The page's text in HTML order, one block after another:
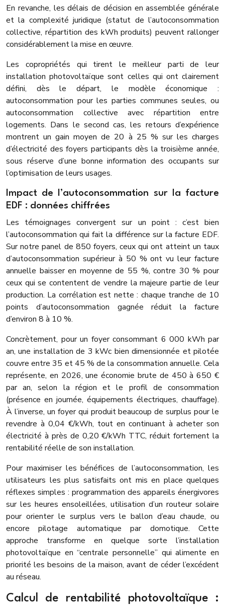
En revanche, les délais de décision en assemblée générale
et la complexité juridique (statut de l’autoconsommation
collective, répartition des kWh produits) peuvent rallonger
considérablement la mise en œuvre.
Les copropriétés qui tirent le meilleur parti de leur
installation photovoltaïque sont celles qui ont clairement
défini, dès le départ, le modèle économique :
autoconsommation pour les parties communes seules, ou
autoconsommation collective avec répartition entre
logements. Dans le second cas, les retours d’expérience
montrent un gain moyen de 20 à 25 % sur les charges
d’électricité des foyers participants dès la troisième année,
sous réserve d’une bonne information des occupants sur
l’optimisation de leurs usages.
Impact de l’autoconsommation sur la facture
EDF : données chiffrées
Les témoignages convergent sur un point : c’est bien
l’autoconsommation qui fait la différence sur la facture EDF.
Sur notre panel de 850 foyers, ceux qui ont atteint un taux
d’autoconsommation supérieur à 50 % ont vu leur facture
annuelle baisser en moyenne de 55 %, contre 30 % pour
ceux qui se contentent de vendre la majeure partie de leur
production. La corrélation est nette : chaque tranche de 10
points d’autoconsommation gagnée réduit la facture
d’environ 8 à 10 %.
Concrètement, pour un foyer consommant 6 000 kWh par
an, une installation de 3 kWc bien dimensionnée et pilotée
couvre entre 35 et 45 % de la consommation annuelle. Cela
représente, en 2026, une économie brute de 450 à 650 €
par an, selon la région et le profil de consommation
(présence en journée, équipements électriques, chauffage).
À l’inverse, un foyer qui produit beaucoup de surplus pour le
revendre à 0,04 €/kWh, tout en continuant à acheter son
électricité à près de 0,20 €/kWh TTC, réduit fortement la
rentabilité réelle de son installation.
Pour maximiser les bénéfices de l’autoconsommation, les
utilisateurs les plus satisfaits ont mis en place quelques
réflexes simples : programmation des appareils énergivores
sur les heures ensoleillées, utilisation d’un routeur solaire
pour orienter le surplus vers le ballon d’eau chaude, ou
encore pilotage automatique par domotique. Cette
approche transforme en quelque sorte l’installation
photovoltaïque en “centrale personnelle” qui alimente en
priorité les besoins de la maison, avant de céder l’excédent
au réseau.
Calcul de rentabilité photovoltaïque :